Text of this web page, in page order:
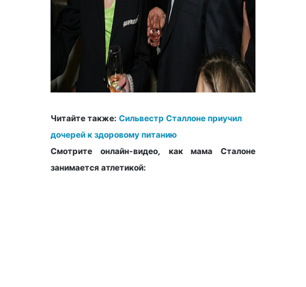
Читайте также: Сильвестр Сталлоне приучил
дочерей к здоровому питанию
Смотрите онлайн-видео, как мама Сталоне
занимается атлетикой: